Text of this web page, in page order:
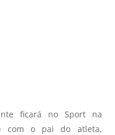
ficará no Sport na
com o pai do atleta,